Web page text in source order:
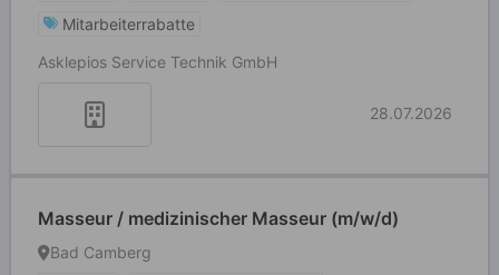
Mitarbeiterrabatte
Asklepios Service Technik GmbH
28.07.2026
Masseur / medizinischer Masseur (m/w/d)
Bad Camberg